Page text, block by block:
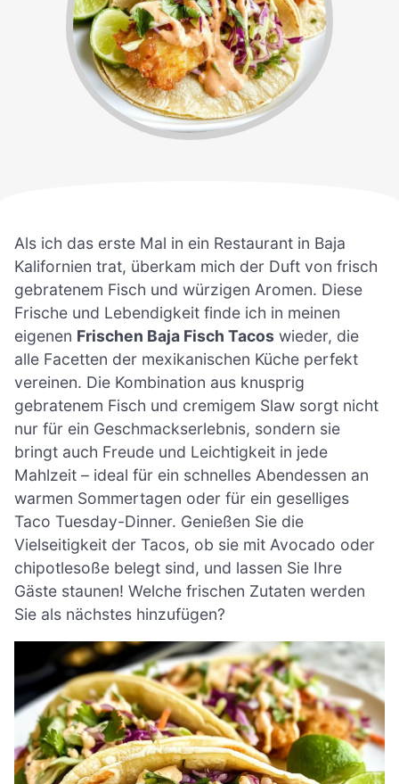
Als ich das erste Mal in ein Restaurant in Baja
Kalifornien trat, überkam mich der Duft von frisch
gebratenem Fisch und würzigen Aromen. Diese
Frische und Lebendigkeit finde ich in meinen
eigenen Frischen Baja Fisch Tacos wieder, die
alle Facetten der mexikanischen Küche perfekt
vereinen. Die Kombination aus knusprig
gebratenem Fisch und cremigem Slaw sorgt nicht
nur für ein Geschmackserlebnis, sondern sie
bringt auch Freude und Leichtigkeit in jede
Mahlzeit – ideal für ein schnelles Abendessen an
warmen Sommertagen oder für ein geselliges
Taco Tuesday-Dinner. Genießen Sie die
Vielseitigkeit der Tacos, ob sie mit Avocado oder
chipotlesoße belegt sind, und lassen Sie Ihre
Gäste staunen! Welche frischen Zutaten werden
Sie als nächstes hinzufügen?